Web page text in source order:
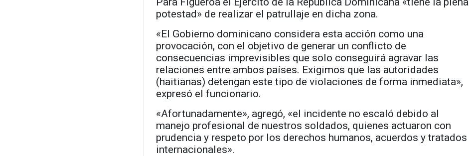
potestad» de realizar el patrullaje en dicha zona.
«El Gobierno dominicano considera esta acción como una
provocación, con el objetivo de generar un conflicto de
consecuencias imprevisibles que solo conseguirá agravar las
relaciones entre ambos países. Exigimos que las autoridades
(haitianas) detengan este tipo de violaciones de forma inmediata»,
expresó el funcionario.
«Afortunadamente», agregó, «el incidente no escaló debido al
manejo profesional de nuestros soldados, quienes actuaron con
prudencia y respeto por los derechos humanos, acuerdos y tratados
internacionales».